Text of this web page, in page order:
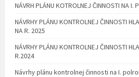
NÁVRH PLÁNU KOTROLNEJ ČINNOSTI NA I.
NÁVRHY PLÁNU KONTROLNEJ ČINNOSTI
NA R. 2025
NÁVRHY PLÁNU KONTROLNEJ ČINNOSTI
R.2024
Návrhy plánu kontrolnej činnosti na I.